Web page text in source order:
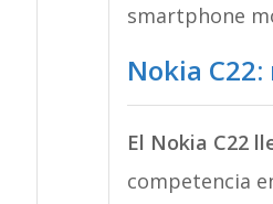
smartphone
Nokia
El Nokia C22
competencia